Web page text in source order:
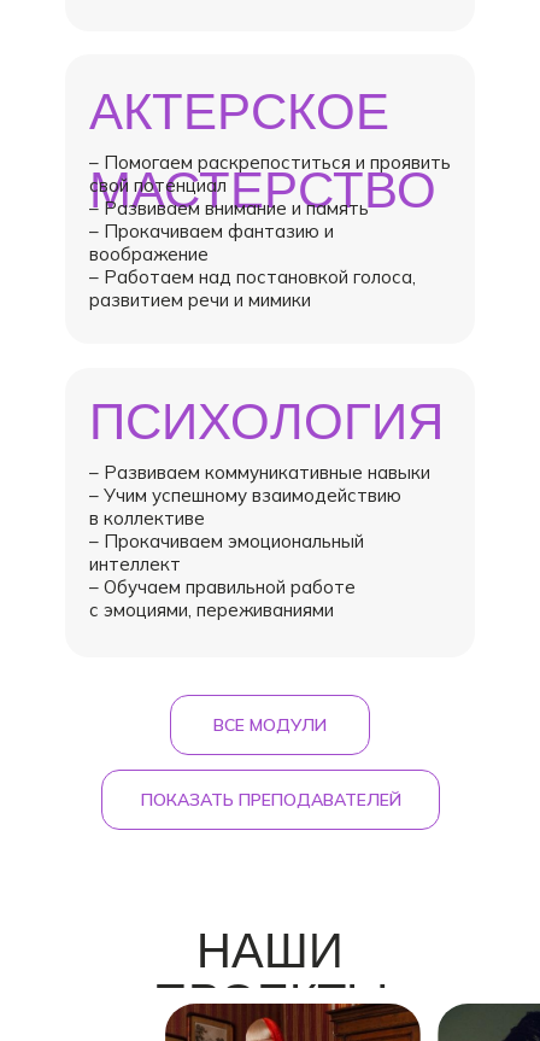
ПСИХОЛОГИЯ
– Развиваем коммуникативные навыки
– Учим успешному взаимодействию
в коллективе
– Прокачиваем эмоциональный
интеллект
– Обучаем правильной работе
с эмоциями, переживаниями
АКТЕРСКОЕ
МАСТЕРСТВО
– Помогаем раскрепоститься и проявить
свой потенциал
– Развиваем внимание и память
– Прокачиваем фантазию и
воображение
– Работаем над постановкой голоса,
развитием речи и мимики
ВСЕ МОДУЛИ
ПОКАЗАТЬ ПРЕПОДАВАТЕЛЕЙ
НАШИ
ПРОЕКТЫ